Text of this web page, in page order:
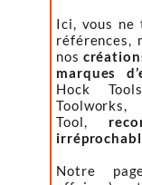
Ici, vous ne
références,
nos
marques
Hock
Tool,
Notre